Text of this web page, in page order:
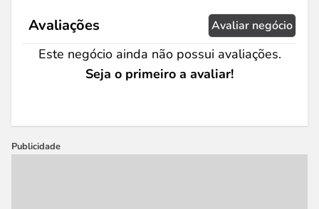
Avaliações Avaliar negócio
Este negócio ainda não possui avaliações.
Seja o primeiro a avaliar!
Publicidade